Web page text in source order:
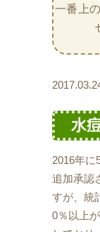
一番上
水
2016年に
追加承認
すが、統
0％以上